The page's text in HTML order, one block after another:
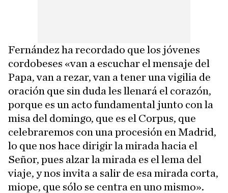
Fernández ha recordado que los jóvenes
cordobeses «van a escuchar el mensaje del
Papa, van a rezar, van a tener una vigilia de
oración que sin duda les llenará el corazón,
porque es un acto fundamental junto con la
misa del domingo, que es el Corpus, que
celebraremos con una procesión en Madrid,
lo que nos hace dirigir la mirada hacia el
Señor, pues alzar la mirada es el lema del
viaje, y nos invita a salir de esa mirada corta,
miope, que sólo se centra en uno mismo».